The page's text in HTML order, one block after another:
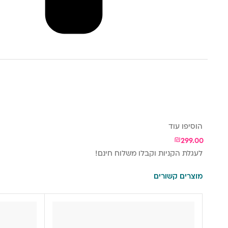
הוסיפו עוד
299.00
₪
לעגלת הקניות וקבלו משלוח חינם!
מוצרים קשורים